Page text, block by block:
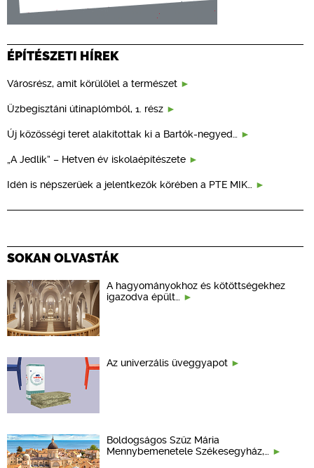
ÉPÍTÉSZETI HÍREK
Városrész, amit körülölel a természet
Üzbegisztáni útinaplómból, 1. rész
Új közösségi teret alakítottak ki a Bartók-negyed…
„A Jedlik” – Hetven év iskolaépítészete
Idén is népszerűek a jelentkezők körében a PTE MIK…
SOKAN OLVASTÁK
A hagyományokhoz és kötöttségekhez
igazodva épült…
Az univerzális üveggyapot
Boldogságos Szűz Mária
Mennybemenetele Székesegyház,…